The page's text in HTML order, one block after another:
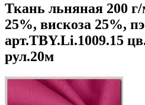
Ткань льняная 200
25%, вискоза 25%,
арт.TBY.Li.1009.15
рул.20м